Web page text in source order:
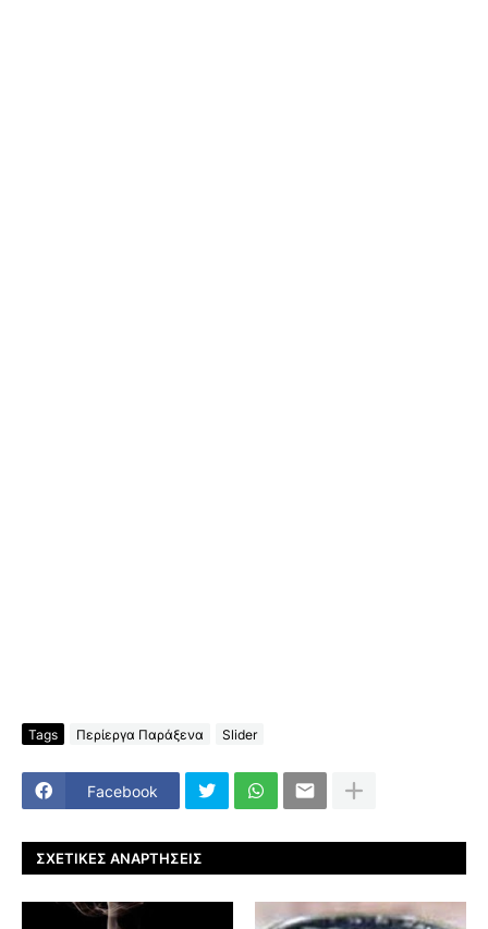
Tags Περίεργα Παράξενα Slider
Facebook
ΣΧΕΤΙΚΈΣ ΑΝΑΡΤΉΣΕΙΣ